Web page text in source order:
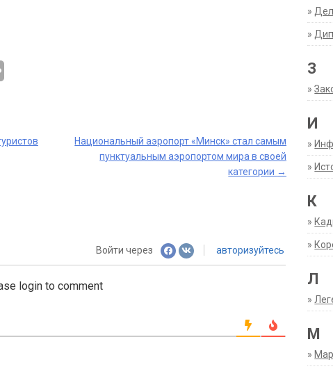
Национальный аэропорт «Минск» стал самым
пунктуальным аэропортом мира в своей
категории →
Войти через авторизуйтесь
login to comment
»
»
З
»
И
»
»
К
»
»
Л
»
М
»